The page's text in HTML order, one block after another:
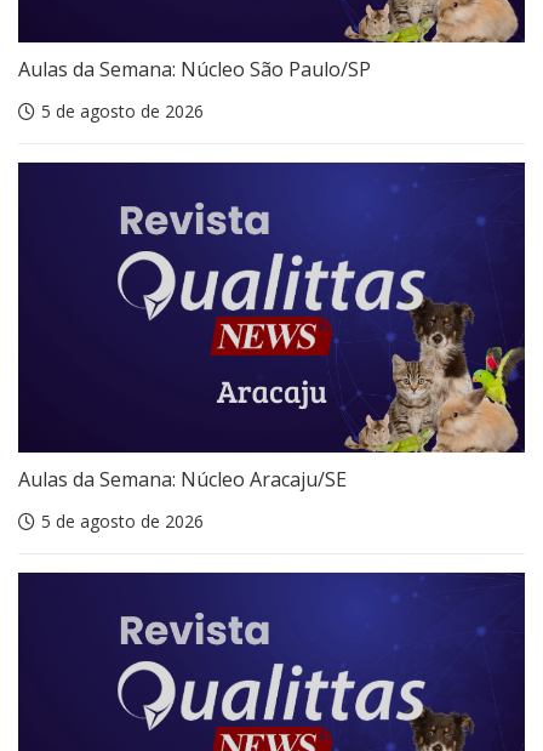
Aulas da Semana: Núcleo São Paulo/SP
5 de agosto de 2026
Aulas da Semana: Núcleo Aracaju/SE
5 de agosto de 2026